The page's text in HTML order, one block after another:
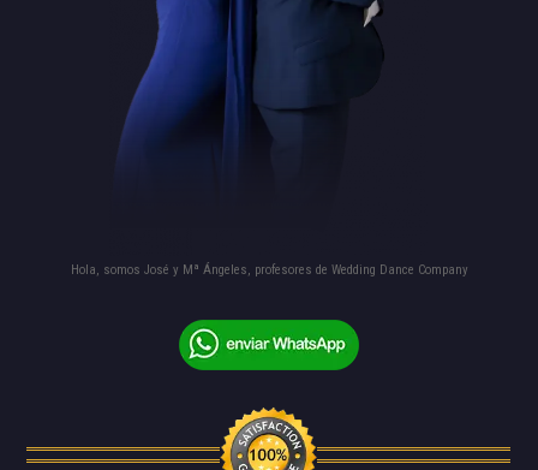
Hola, somos José y Mª Ángeles, profesores de Wedding Dance Company